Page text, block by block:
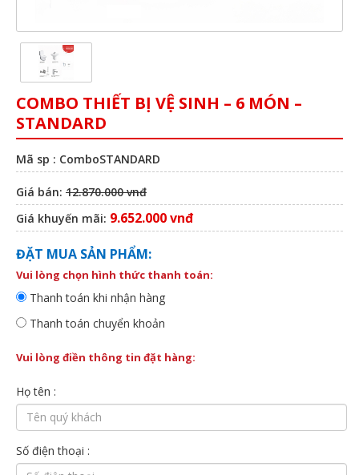
COMBO THIẾT BỊ VỆ SINH – 6 MÓN –
STANDARD
Mã sp : ComboSTANDARD
Giá bán: 12.870.000 vnđ
Giá khuyến mãi: 9.652.000 vnđ
ĐẶT MUA SẢN PHẨM:
Vui lòng chọn hình thức thanh toán:
Thanh toán khi nhận hàng
Thanh toán chuyển khoản
Vui lòng điền thông tin đặt hàng:
Họ tên :
Số điện thoại :